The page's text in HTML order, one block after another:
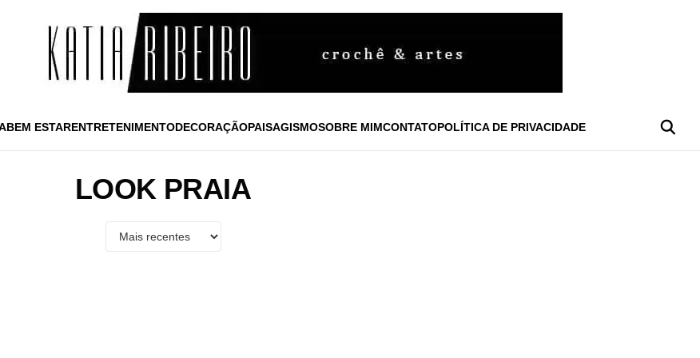
BEM ESTARENTRETENIMENTODECORAÇÃOPAISAGISMOSOBRE MIMCONTATOPOLÍTICA DE PRIVACIDADE
LOOK PRAIA